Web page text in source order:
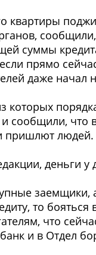
квартиры
суммы
прямо
даже
которых
сообщили,
людей.
деньги
то
что
и в Отдел